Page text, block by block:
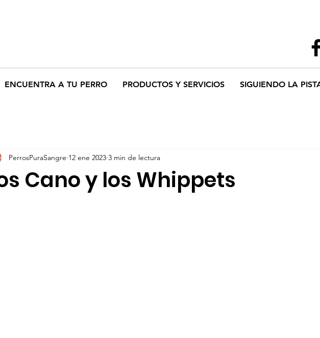
ENCUENTRA A TU PERRO PRODUCTOS Y SERVICIOS SIGUIENDO LA
Cano y los Whippets
PerrosPuraSangre 12 ene 2023 3 min de lectura